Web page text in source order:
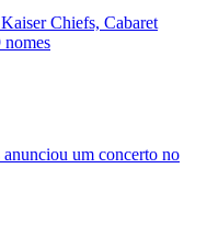
Chiefs, Cabaret
um concerto no